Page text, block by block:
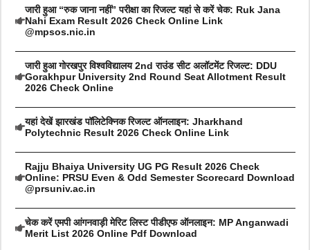
जारी हुआ “रुक जाना नहीं” परीक्षा का रिजल्ट यहां से करें चेक: Ruk Jana
Nahi Exam Result 2026 Check Online Link
@mpsos.nic.in
जारी हुआ गोरखपुर विश्वविद्यालय 2nd राउंड सीट अलॉटमेंट रिजल्ट: DDU
Gorakhpur University 2nd Round Seat Allotment Result
2026 Check Online
यहां देखें झारखंड पॉलिटेक्निक रिजल्ट ऑनलाइन: Jharkhand
Polytechnic Result 2026 Check Online Link
Rajju Bhaiya University UG PG Result 2026 Check
Online: PRSU Even & Odd Semester Scorecard Download
@prsuniv.ac.in
चेक करें एमपी आंगनवाड़ी मेरिट लिस्ट पीडीएफ ऑनलाइन: MP Anganwadi
Merit List 2026 Online Pdf Download